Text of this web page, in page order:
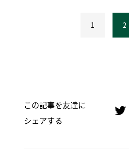
1 2
この記事を友達に
シェアする